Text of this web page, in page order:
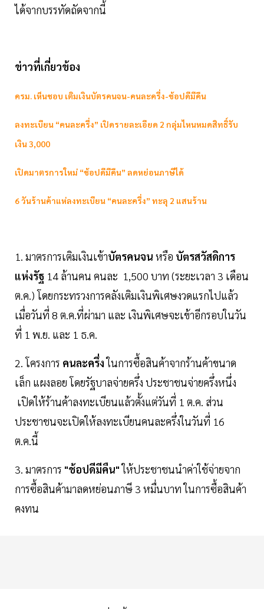
ได้จากบรรทัดถัดจากนี้
ข่าวที่เกี่ยวข้อง
ครม. เห็นชอบ เติมเงินบัตรคนจน-คนละครึ่ง-ช้อปดีมีคืน
ลงทะเบียน “คนละครึ่ง” เปิดรายละเอียด 2 กลุ่มไหนหมดสิทธิ์รับ
เงิน 3,000
เปิดมาตรการใหม่ “ช้อปดีมีคืน” ลดหย่อนภาษีได้
6 วันร้านค้าแห่ลงทะเบียน “คนละครึ่ง” ทะลุ 2 แสนร้าน
1. มาตรการเติมเงินเข้าบัตรคนจน หรือ บัตรสวัสดิการ
แห่งรัฐ 14 ล้านคน คนละ 1,500 บาท (ระยะเวลา 3 เดือน
ต.ค.) โดยกระทรวงการคลังเติมเงินพิเศษงวดแรกไปแล้ว
เมื่อวันที่ 8 ต.ค.ที่ผ่ามา และ เงินพิเศษจะเข้าอีกรอบในวัน
ที่ 1 พ.ย. และ 1 ธ.ค.
2. โครงการ คนละครึ่งในการซื้อสินค้าจากร้านค้าขนาด
เล็ก แผงลอย โดยรัฐบาลจ่ายครึ่ง ประชาชนจ่ายครึ่งหนึ่ง
เปิดให้ร้านค้าลงทะเบียนแล้วตั้งแต่วันที่ 1 ต.ค. ส่วน
ประชาชนจะเปิดให้ลงทะเบียนคนละครึ่งในวันที่ 16
ต.ค.นี้
3. มาตรการ "ช้อปดีมีคืน"ให้ประชาชนนำค่าใช้จ่ายจาก
การซื้อสินค้ามาลดหย่อนภาษี 3 หมื่นบาท ในการซื้อสินค้า
คงทน